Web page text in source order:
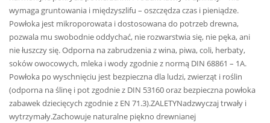
wymaga gruntowania i międzyszlifu – oszczędza czas i pieniądze.
Powłoka jest mikroporowata i dostosowana do potrzeb drewna,
pozwala mu swobodnie oddychać, nie rozwarstwia się, nie pęka, ani
nie łuszczy się. Odporna na zabrudzenia z wina, piwa, coli, herbaty,
soków owocowych, mleka i wody zgodnie z normą DIN 68861 – 1A.
Powłoka po wyschnięciu jest bezpieczna dla ludzi, zwierząt i roślin
(odporna na ślinę i pot zgodnie z DIN 53160 oraz bezpieczna powłoka
zabawek dziecięcych zgodnie z EN 71.3).ZALETYNadzwyczaj trwały i
wytrzymały.Zachowuje naturalne piękno drewnianej